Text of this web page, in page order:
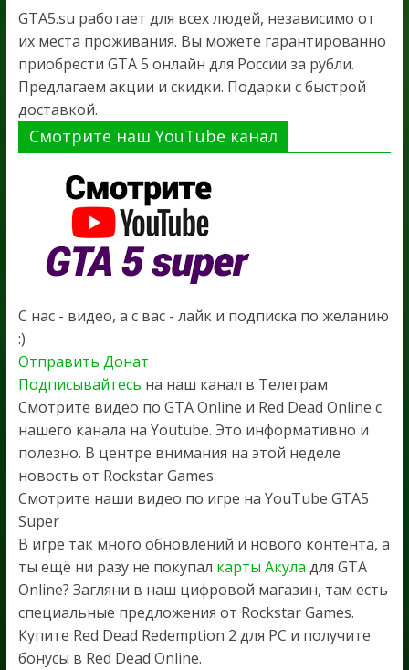
GTA5.su работает для всех людей, независимо от
их места проживания. Вы можете гарантированно
приобрести GTA 5 онлайн для России за рубли.
Предлагаем акции и скидки. Подарки с быстрой
доставкой.
Смотрите наш YouTube канал
С нас - видео, а с вас - лайк и подписка по желанию
:)
Отправить Донат
Подписывайтесь на наш канал в Телеграм
Смотрите видео по GTA Online и Red Dead Online с
нашего канала на Youtube. Это информативно и
полезно. В центре внимания на этой неделе
новость от Rockstar Games:
Смотрите наши видео по игре на YouTube GTA5
Super
В игре так много обновлений и нового контента, а
ты ещё ни разу не покупал карты Акула для GTA
Online? Загляни в наш цифровой магазин, там есть
специальные предложения от Rockstar Games.
Купите Red Dead Redemption 2 для PC и получите
бонусы в Red Dead Online.